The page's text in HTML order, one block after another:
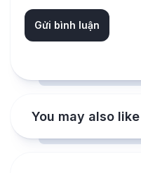
You may also like